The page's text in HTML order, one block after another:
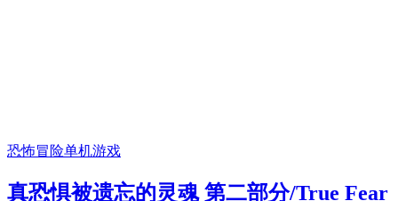
恐怖冒险单机游戏
真恐惧被遗忘的灵魂 第二部分/True Fear